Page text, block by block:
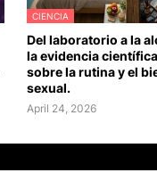
CIENCIA
Del laboratorio a la
la evidencia
sobre la rutina y el
sexual.
April 24, 2026